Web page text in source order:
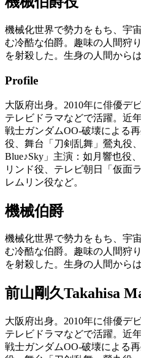
機械化世界で勢力をもち、宇
む冷酷な伯爵。趣味の人間狩
を射殺した。生身の人間から
Profile
大阪府出身。2010年に俳優デ
テレビドラマなどで活躍。近
戦士ガンダムOO-破壊による
役、舞台「刀剣乱舞」鶯丸役
Blue♪Sky」主演：如月響也役
リンド役、テレビ朝日「仮面
レムリン役など。
機械伯爵
機械化世界で勢力をもち、宇
む冷酷な伯爵。趣味の人間狩
を射殺した。生身の人間から
前山剛久Takahisa
大阪府出身。2010年に俳優デ
テレビドラマなどで活躍。近
戦士ガンダムOO-破壊による